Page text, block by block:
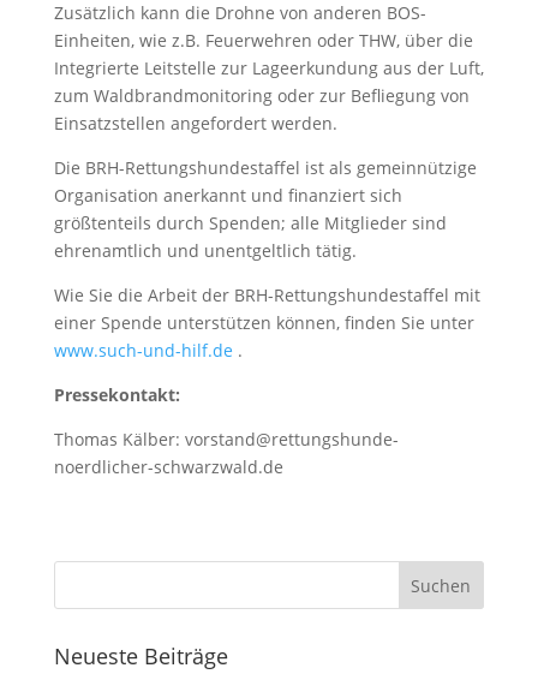
Zusätzlich kann die Drohne von anderen BOS-
Einheiten, wie z.B. Feuerwehren oder THW, über die
Integrierte Leitstelle zur Lageerkundung aus der Luft,
zum Waldbrandmonitoring oder zur Befliegung von
Einsatzstellen angefordert werden.
Die BRH-Rettungshundestaffel ist als gemeinnützige
Organisation anerkannt und finanziert sich
größtenteils durch Spenden; alle Mitglieder sind
ehrenamtlich und unentgeltlich tätig.
Wie Sie die Arbeit der BRH-Rettungshundestaffel mit
einer Spende unterstützen können, finden Sie unter
www.such-und-hilf.de .
Pressekontakt:
Thomas Kälber: vorstand@rettungshunde-
noerdlicher-schwarzwald.de
Neueste Beiträge